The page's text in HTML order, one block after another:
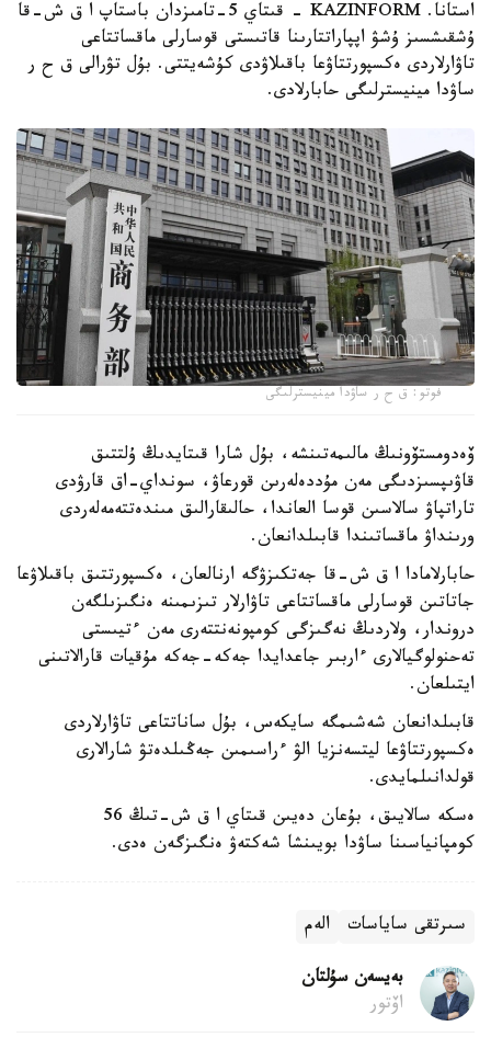
استانا. KAZINFORM - قىتاي 5-تامىزدان باستاپ ا ق ش-قا
ۇشقىشسىز ۇشۋ اپپاراتتارىنا قاتىستى قوسارلى ماقساتتاعى
تاۋارلاردى ەكسپورتتاۋعا باقىلاۋدى كۇشەيتتى. بۇل تۋرالى ق ح ر
ساۋدا مينيسترلىگى حابارلادى.
فوتو: ق ح ر ساۋدا مينيسترلىگى
ۆەدومستۆونىڭ مالىمەتىنشە، بۇل شارا قىتايدىڭ ۇلتتىق
قاۋىپسىزدىگى مەن مۇددەلەرىن قورعاۋ، سونداي-اق قارۋدى
تاراتپاۋ سالاسىن قوسا العاندا، حالىقارالىق مىندەتتەمەلەردى
ورىنداۋ ماقساتىندا قابىلدانعان.
حابارلامادا ا ق ش-قا جەتكىزۋگە ارنالعان، ەكسپورتتىق باقىلاۋعا
جاتاتىن قوسارلى ماقساتتاعى تاۋارلار تىزىمىنە ەنگىزىلگەن
دروندار، ولاردىڭ نەگىزگى كومپونەنتتەرى مەن ءتيىستى
تەحنولوگيالارى ءاربىر جاعدايدا جەكە-جەكە مۇقيات قارالاتىنى
ايتىلعان.
قابىلدانعان شەشىمگە سايكەس، بۇل ساناتتاعى تاۋارلاردى
ەكسپورتتاۋعا ليتسەنزيا الۋ ءراسىمىن جەڭىلدەتۋ شارالارى
قولدانىلمايدى.
ەسكە سالايىق، بۇعان دەيىن قىتاي ا ق ش-تىڭ 56
كومپانياسىنا ساۋدا بويىنشا شەكتەۋ ەنگىزگەن ەدى.
سىرتقى ساياسات الەم
بەيسەن سۇلتان
اۆتور